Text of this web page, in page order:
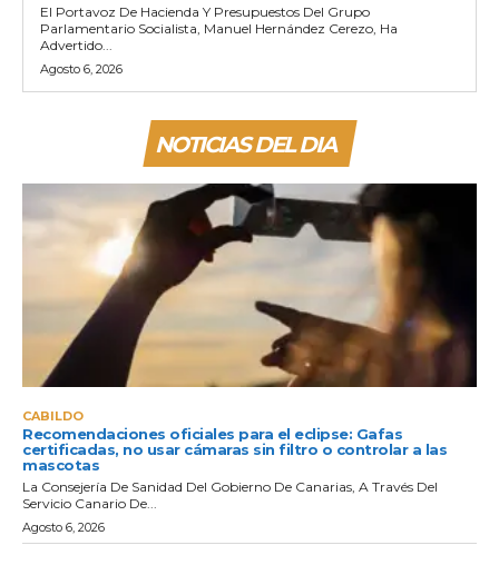
El Portavoz De Hacienda Y Presupuestos Del Grupo
Parlamentario Socialista, Manuel Hernández Cerezo, Ha
Advertido...
Agosto 6, 2026
NOTICIAS DEL DIA
CABILDO
Recomendaciones oficiales para el eclipse: Gafas
certificadas, no usar cámaras sin filtro o controlar a las
mascotas
La Consejería De Sanidad Del Gobierno De Canarias, A Través Del
Servicio Canario De...
Agosto 6, 2026